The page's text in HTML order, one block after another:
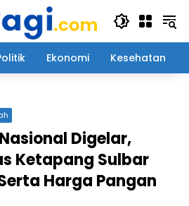
Ekonomi Kesehatan
Digelar,
Ketapang Sulbar
Harga Pangan